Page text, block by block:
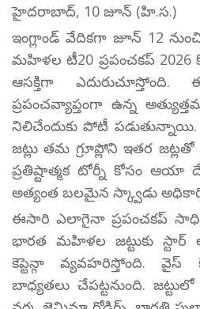
హైదరాబాద్, 10 జూన్ (హి.స.)
ఇంగ్లాండ్ వేదికగా జూన్ 12
మహిళల టీ20 ప్రపంచకప్ 2026
ఆసక్తిగా
ప్రపంచవ్యాప్తంగా ఉన్న
నిలిచేందుకు పోటీ
జట్లు తమ గ్రూప్లోని ఇతర
ప్రతిష్టాత్మక టోర్నీ కోసం ఆయా
అత్యంత బలమైన స్క్వాడు
ఈసారి ఎలాగైనా ప్రపంచకప్
భారత మహిళల జట్టుకు స్టార్
కెప్టెన్గా వ్యవహరిస్తోంది. వైస్
బాధ్యతలు చేపట్టనుంది.